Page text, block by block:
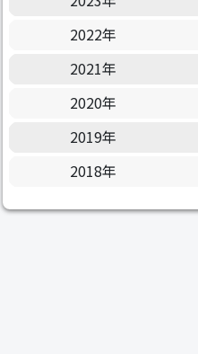
2022年
2021年
2020年
2019年
2018年